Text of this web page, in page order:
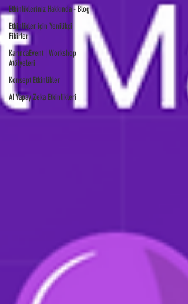
Etkinlikleriniz Hakkında - Blog
Etkinlikler için Yenilikçi
Fikirler
KarıncaEvent | Workshop
Atölyeleri
Konsept Etkinlikler
AI Yapay Zeka Etkinlikleri